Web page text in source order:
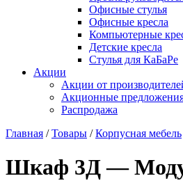
Офисные стулья
Офисные кресла
Компьютерные
Детские кресла
Стулья для КаБаРе
Акции
Акции от
Акционные
Распродажа
Главная /Товары /Корпусная мебель
Шкаф 3Д —